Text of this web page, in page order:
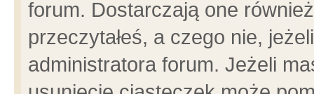
forum. Dostarczają one
przeczytałeś, a czego nie,
administratora forum. Jeżeli